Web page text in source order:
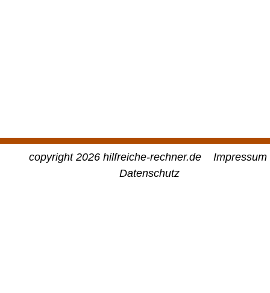
copyright 2026 hilfreiche-rechner.de
Impressum
Datenschutz